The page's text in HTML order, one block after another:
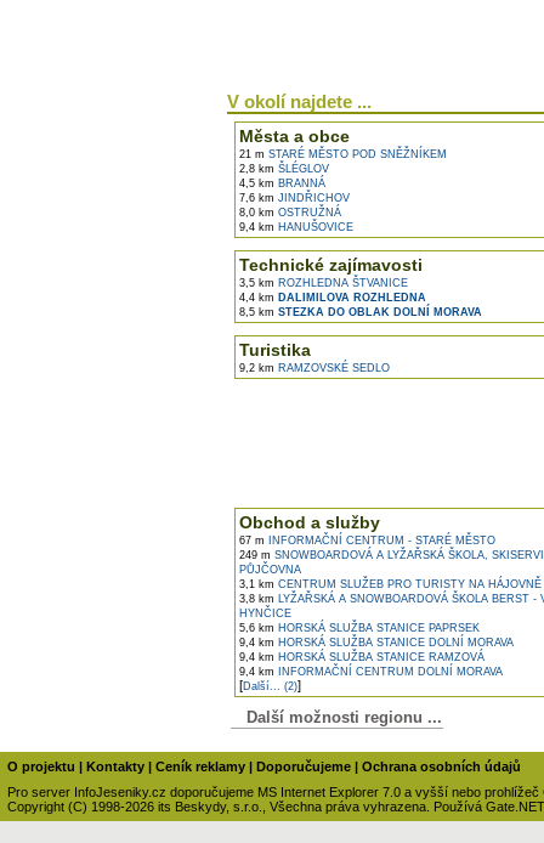
V okolí najdete ...
Města a obce
21 m STARÉ MĚSTO POD SNĚŽNÍKEM
2,8 km ŠLÉGLOV
4,5 km BRANNÁ
7,6 km JINDŘICHOV
8,0 km OSTRUŽNÁ
9,4 km HANUŠOVICE
Technické zajímavosti
3,5 km ROZHLEDNA ŠTVANICE
4,4 km DALIMILOVA ROZHLEDNA
8,5 km STEZKA DO OBLAK DOLNÍ MORAVA
Turistika
9,2 km RAMZOVSKÉ SEDLO
Obchod a služby
67 m INFORMAČNÍ CENTRUM - STARÉ MĚSTO
249 m SNOWBOARDOVÁ A LYŽAŘSKÁ ŠKOLA,
PŮJČOVNA
3,1 km CENTRUM SLUŽEB PRO TURISTY NA HÁJOVNĚ
3,8 km LYŽAŘSKÁ A SNOWBOARDOVÁ ŠKOLA BERST -
HYNČICE
5,6 km HORSKÁ SLUŽBA STANICE PAPRSEK
9,4 km HORSKÁ SLUŽBA STANICE DOLNÍ MORAVA
9,4 km HORSKÁ SLUŽBA STANICE RAMZOVÁ
9,4 km INFORMAČNÍ CENTRUM DOLNÍ MORAVA
[Další... (2)]
Další možnosti regionu ...
O projektu | Kontakty | Ceník reklamy | Doporučujeme | Ochrana osobních údajů
Pro server InfoJeseniky.cz doporučujeme MS Internet Explorer 7.0 a vyšší nebo prohlížeč
Copyright (C) 1998-2026 its Beskydy, s.r.o., Všechna práva vyhrazena. Používá